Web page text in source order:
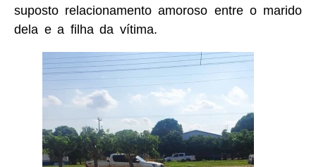
suposto relacionamento amoroso entre o marido
dela e a filha da vítima.